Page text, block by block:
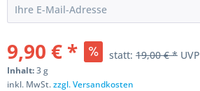
9,90 € * statt: 19,00 € * UVP
Inhalt:3 g
inkl. MwSt.zzgl. Versandkosten